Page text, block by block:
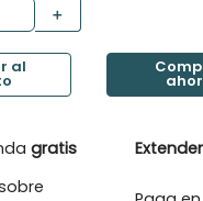
＋
gratis